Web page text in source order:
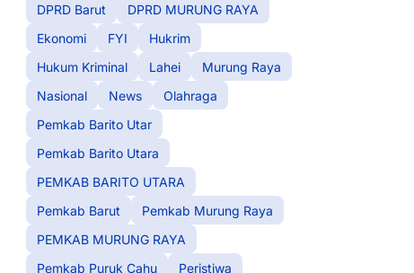
DPRD Barut
DPRD MURUNG RAYA
Ekonomi
FYI
Hukrim
Hukum Kriminal
Lahei
Murung Raya
Nasional
News
Olahraga
Pemkab Barito Utar
Pemkab Barito Utara
PEMKAB BARITO UTARA
Pemkab Barut
Pemkab Murung Raya
PEMKAB MURUNG RAYA
Pemkab Puruk Cahu
Peristiwa